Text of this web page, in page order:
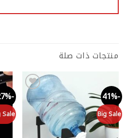
منتجات ذات صلة
Big Sale
Add to
wishlist
Sale